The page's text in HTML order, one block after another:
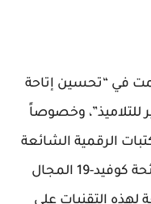
في “تحسين إتاحة
للتلاميذ”، وخصوصاً
الرقمية الشائعة
جداً، وأنقذ التعلّم من بعد خلال جائحة كوفيد-19 المجال
لهذه التقنيات على